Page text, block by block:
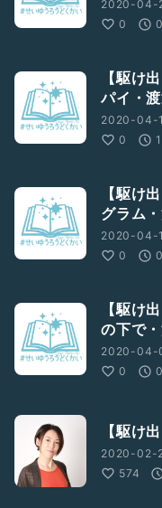
2020-04-
0
【駆け
パイ・
2020-04-
0
【駆け
グラム
2020-04-
0
【駆け
の下で
2020-04-
0
【駆け
2020-02-
574